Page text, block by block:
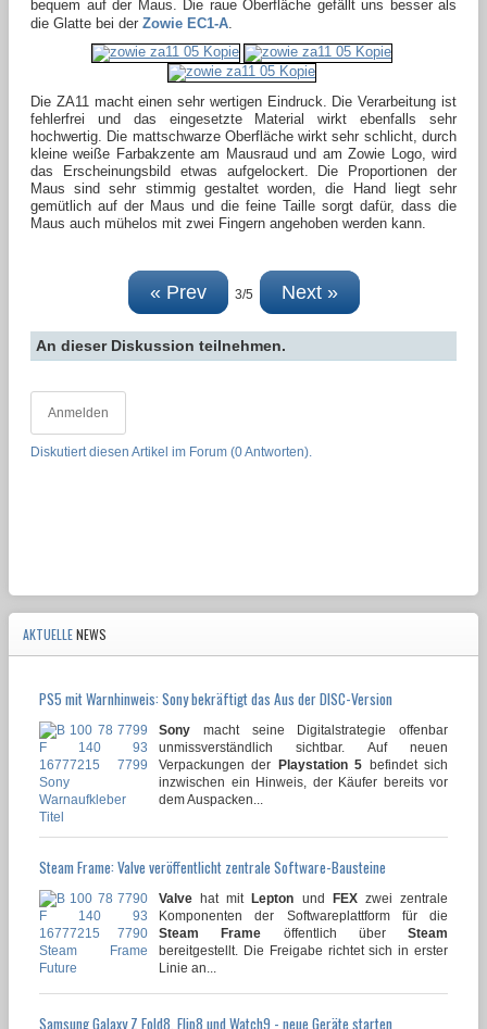
bequem auf der Maus. Die raue Oberfläche gefällt uns besser als
die Glatte bei der Zowie EC1-A
Die ZA11 macht einen sehr wertigen Eindruck. Die Verarbeitung ist
fehlerfrei und das eingesetzte Material wirkt ebenfalls sehr
hochwertig. Die mattschwarze Oberfläche wirkt sehr schlicht, durch
kleine weiße Farbakzente am Mausraud und am Zowie Logo, wird
das Erscheinungsbild etwas aufgelockert. Die Proportionen der
Maus sind sehr stimmig gestaltet worden, die Hand liegt sehr
gemütlich auf der Maus und die feine Taille sorgt dafür, dass die
Maus auch mühelos mit zwei Fingern angehoben werden kann.
« Prev 3/5 Next »
An dieser Diskussion teilnehmen.
Anmelden
Diskutiert diesen Artikel im Forum (0 Antworten).
AKTUELLENEWS
PS5 mit Warnhinweis: Sony bekräftigt das Aus der DISC-Version
Sony macht seine Digitalstrategie offenbar
unmissverständlich sichtbar. Auf neuen
Verpackungen der Playstation 5 befindet sich
inzwischen ein Hinweis, der Käufer bereits vor
dem Auspacken...
Steam Frame: Valve veröffentlicht zentrale Software-Bausteine
Valve hat mitLepton und FEXzwei zentrale
Komponenten der Softwareplattform für die
Steam Frame öffentlich über Steam
bereitgestellt. Die Freigabe richtet sich in erster
Linie an...
Samsung Galaxy Z Fold8, Flip8 und Watch9 - neue Geräte starten